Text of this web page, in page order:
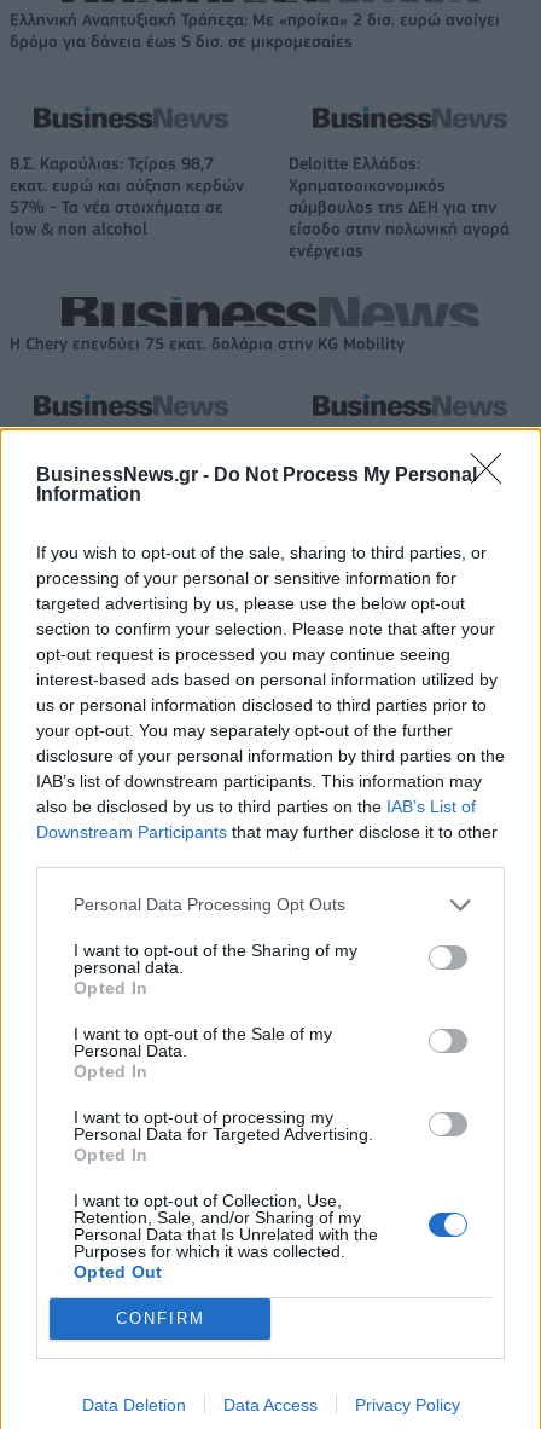
BusinessNews.gr - Do Not Process My Personal
Information
If you wish to opt-out of the sale, sharing to third parties, or
processing of your personal or sensitive information for
targeted advertising by us, please use the below opt-out
section to confirm your selection. Please note that after your
opt-out request is processed you may continue seeing
interest-based ads based on personal information utilized by
us or personal information disclosed to third parties prior to
your opt-out. You may separately opt-out of the further
disclosure of your personal information by third parties on the
IAB’s list of downstream participants. This information may
also be disclosed by us to third parties on the IAB’s List of
Downstream Participants that may further disclose it to other
Personal Data Processing Opt Outs
I want to opt-out of the Sharing of my
personal data.
Opted In
I want to opt-out of the Sale of my
Personal Data.
Opted In
I want to opt-out of processing my
Personal Data for Targeted Advertising.
Opted In
I want to opt-out of Collection, Use,
Retention, Sale, and/or Sharing of my
Personal Data that Is Unrelated with the
Purposes for which it was collected.
Opted Out
CONFIRM
Data Deletion Data Access Privacy Policy
Ελληνική Αναπτυξιακή Τράπεζα: Με «προίκα» 2 δισ. ευρώ ανοίγει
δρόμο για δάνεια έως 5 δισ. σε μικρομεσαίες
Β.Σ. Καρούλιας: Τζίρος 98,7
εκατ. ευρώ και αύξηση κερδών
57% - Τα νέα στοιχήματα σε
low & non alcohol
Deloitte Ελλάδος:
Χρηματοοικονομικός
σύμβουλος της ΔΕΗ για την
είσοδο στην πολωνική αγορά
ενέργειας
Η Chery επενδύει 75 εκατ. δολάρια στην KG Mobility
Το FIAT 500 Hybrid τώρα από
Ατρόμητος και Novibet
συνεχίζουν μαζί: Ανανέωση της
συνεργασίας τους μέχρι το
18η συνεχόμενη χρονιά για τον ΟΤΕ στη διεθνή σειρά δεικτών
FTSE4Good
Alpha Bank: Για πρώτη φορά το Αρχαίο Θέατρο Επιδαύρου άνοιξε τις
πύλες του σε όλους
ΠΕΡΙΣΣΌΤΕΡΑ ΣΕ ΑΥΤΉ ΤΗΝ ΚΑΤΗΓΟΡΊΑ
Πρόγραμμα "Απόλλων":
Μείωση του ενεργειακού
κόστους για ευάλωτα
νοικοκυριά μέσω ΑΠΕ
30/12/2025 - 13:53
και ευκαιρίες για τις ΑΠΕ
στην Ελλάδα